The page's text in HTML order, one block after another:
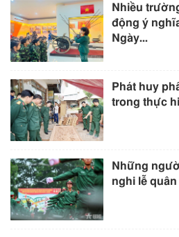
Nhiều
động ý
Ngày...
Phát huy
trong thực
Những
nghi lễ